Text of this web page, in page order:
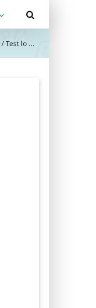
/ Test lo ...